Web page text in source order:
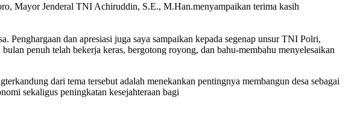
Mayor Jenderal TNI Achiruddin, S.E., M.Han.menyampaikan terima kasih
dan apresiasi juga saya sampaikan kepada segenap unsur TNI Polri,
penuh telah bekerja keras, bergotong royong, dan bahu-membahu menyelesaikan
dari tema tersebut adalah menekankan pentingnya membangun desa sebagai
sekaligus peningkatan kesejahteraan bagi